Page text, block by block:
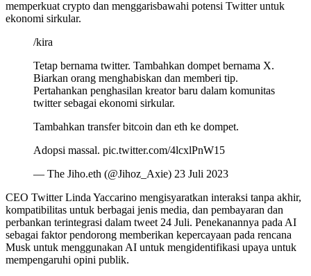
memperkuat crypto dan menggarisbawahi potensi Twitter untuk
ekonomi sirkular.
/kira
Tetap bernama twitter. Tambahkan dompet bernama X.
Biarkan orang menghabiskan dan memberi tip.
Pertahankan penghasilan kreator baru dalam komunitas
twitter sebagai ekonomi sirkular.
Tambahkan transfer bitcoin dan eth ke dompet.
Adopsi massal. pic.twitter.com/4lcxlPnW15
— The Jiho.eth (@Jihoz_Axie) 23 Juli 2023
CEO Twitter Linda Yaccarino mengisyaratkan interaksi tanpa akhir,
kompatibilitas untuk berbagai jenis media, dan pembayaran dan
perbankan terintegrasi dalam tweet 24 Juli. Penekanannya pada AI
sebagai faktor pendorong memberikan kepercayaan pada rencana
Musk untuk menggunakan AI untuk mengidentifikasi upaya untuk
mempengaruhi opini publik.